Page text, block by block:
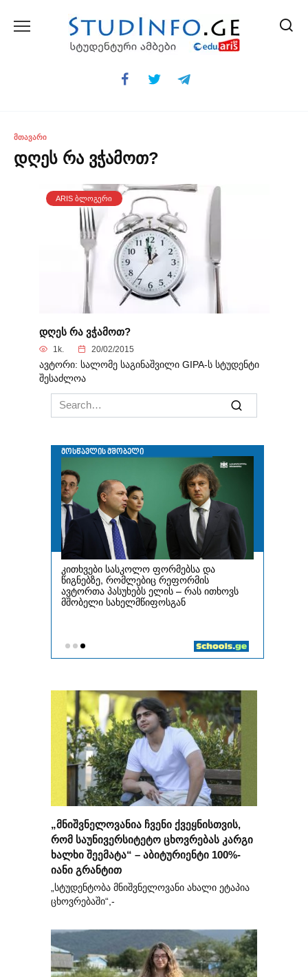
ᲛᲗᲐᲕᲐᲠᲘ
დღეს რა ვჭამოთ?
ARIS ᲑᲚᲝᲒᲔᲠᲘ
დღეს რა ვჭამოთ?
1k. 20/02/2015
ავტორი: სალომე საგინაშვილი GIPA-ს სტუდენტი
შესაძლოა
Search
for:
„მნიშვნელოვანია ჩვენი ქვეყნისთვის,
რომ საუნივერსიტეტო ცხოვრებას კარგი
ხალხი შეემატა“ – აბიტურიენტი 100%-
იანი გრანტით
„სტუდენტობა მნიშვნელოვანი ახალი ეტაპია
ცხოვრებაში“,-